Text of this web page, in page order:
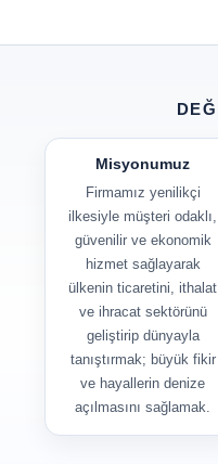
Misyonumuz
Firmamız yenilikçi
ilkesiyle müşteri odaklı,
güvenilir ve ekonomik
hizmet sağlayarak
ülkenin ticaretini, ithalat
ve ihracat sektörünü
geliştirip dünyayla
tanıştırmak; büyük fikir
ve hayallerin denize
açılmasını sağlamak.